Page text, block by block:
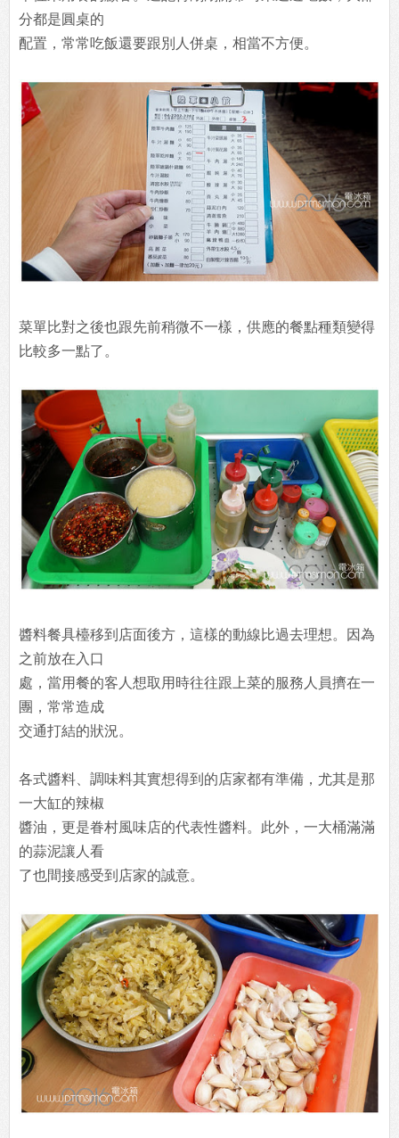
分都是圓桌的
配置，常常吃飯還要跟別人併桌，相當不方便。
菜單比對之後也跟先前稍微不一樣，供應的餐點種類變得
比較多一點了。
醬料餐具檯移到店面後方，這樣的動線比過去理想。因為
之前放在入口
處，當用餐的客人想取用時往往跟上菜的服務人員擠在一
團，常常造成
交通打結的狀況。
各式醬料、調味料其實想得到的店家都有準備，尤其是那
一大缸的辣椒
醬油，更是眷村風味店的代表性醬料。此外，一大桶滿滿
的蒜泥讓人看
了也間接感受到店家的誠意。